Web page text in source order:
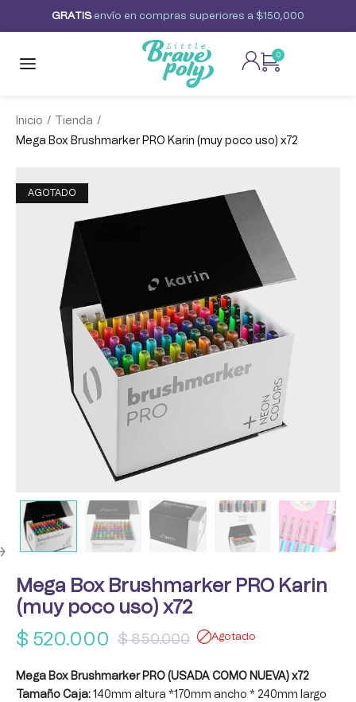
GRAT S envío en compras superiores a $150,000
0
Inicio / Tienda /
Mega Box Brushmarker PRO Karin (muy poco uso) x72
¡OFERTA!
AGOTADO
Mega Box Brushmarker PRO Karin
(muy poco uso) x72
$850.000
$ 520.000 Agotado
Mega Box Brushmarker PRO (USADA COMO NUEVA) x72
Tamaño Caja: 140mm altura *170mm ancho * 240mm largo